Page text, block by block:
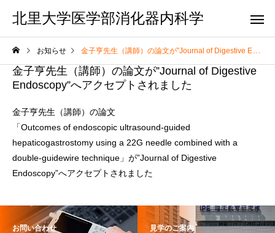
北里大学医学部消化器内科学
お知らせ 金子亨先生（講師）の論文が”Journal of Digestive Endoscopy”へアクセプトされました
金子亨先生（講師）の論文が”Journal of Digestive
Endoscopy”へアクセプトされました
金子亨先生（講師）の論文
「Outcomes of endoscopic ultrasound-guided
hepaticogastrostomy using a 22G needle combined with a
double-guidewire technique」が”Journal of Digestive
Endoscopy”へアクセプトされました
お問い合わせ 見学のご案内